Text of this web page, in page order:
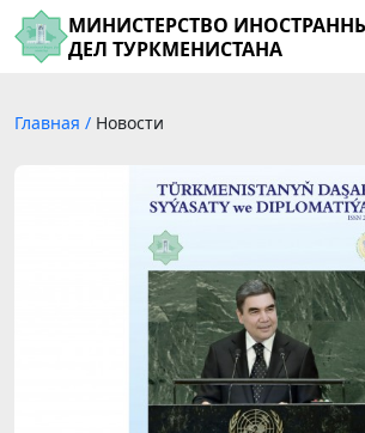
МИНИСТЕРСТВО
ДЕЛ ТУРКМЕНИСТАНА
Главная / Новости